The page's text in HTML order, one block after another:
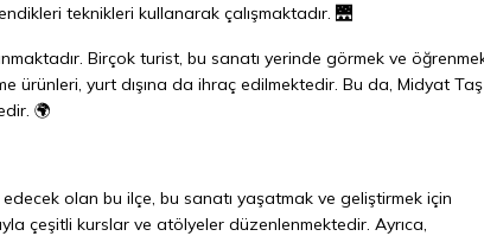
teknikleri kullanarak çalışmaktadır. 🌉
Birçok turist, bu sanatı yerinde görmek ve
ürünleri, yurt dışına da ihraç edilmektedir. Bu da, Midyat Taş
🌍
olan bu ilçe, bu sanatı yaşatmak ve geliştirmek için
çeşitli kurslar ve atölyeler düzenlenmektedir. Ayrıca,